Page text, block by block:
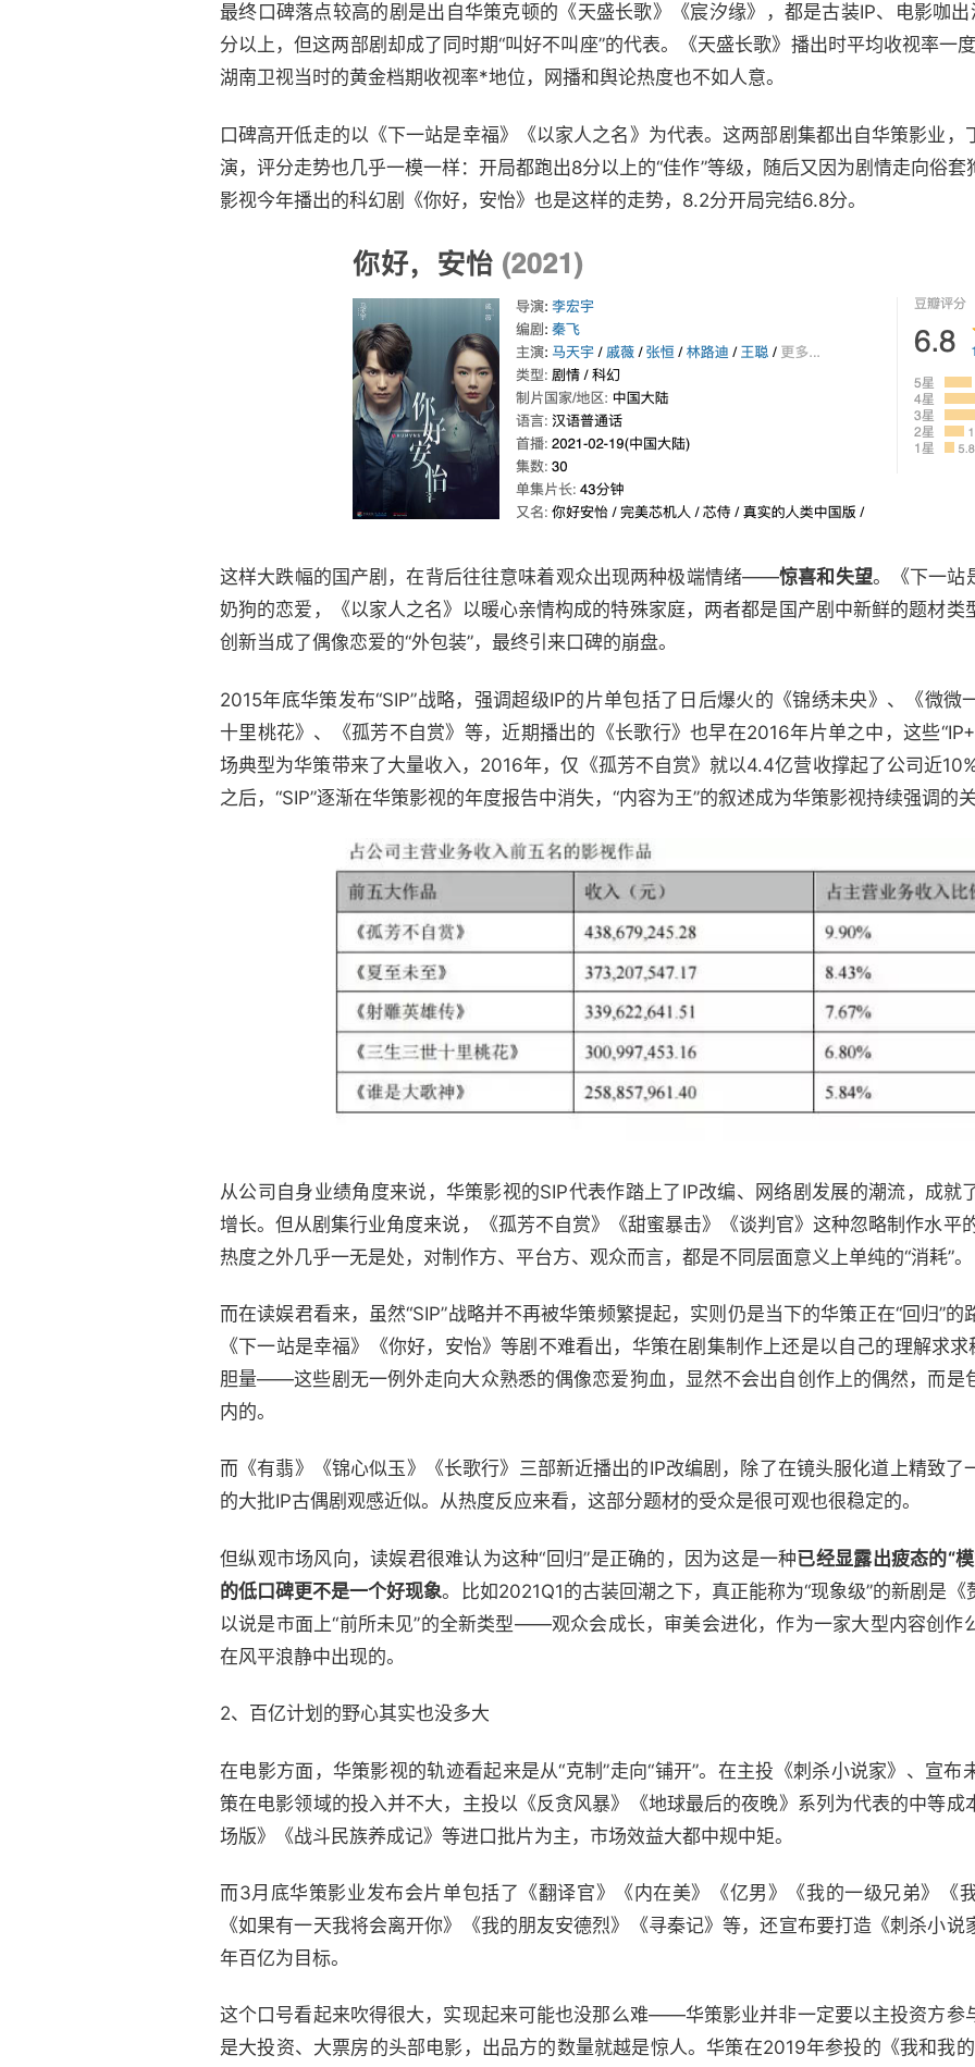
最终口碑落点较高的剧是出自华策克顿的《天盛长歌》《宸汐缘》，都是古装IP、电影咖
分以上，但这两部剧却成了同时期“叫好不叫座”的代表。《天盛长歌》播出时平均收视率一
湖南卫视当时的黄金档期收视率*地位，网播和舆论热度也不如人意。
口碑高开低走的以《下一站是幸福》《以家人之名》为代表。这两部剧集都出自华策影业，
演，评分走势也几乎一模一样：开局都跑出8分以上的“佳作”等级，随后又因为剧情走向俗
影视今年播出的科幻剧《你好，安怡》也是这样的走势，8.2分开局完结6.8分。
这样大跌幅的国产剧，在背后往往意味着观众出现两种极端情绪——惊喜和失望。《下一站
奶狗的恋爱，《以家人之名》以暖心亲情构成的特殊家庭，两者都是国产剧中新鲜的题材类
创新当成了偶像恋爱的“外包装”，最终引来口碑的崩盘。
2015年底华策发布“SIP”战略，强调超级IP的片单包括了日后爆火的《锦绣未央》、《微微
十里桃花》、《孤芳不自赏》等，近期播出的《长歌行》也早在2016年片单之中，这些
场典型为华策带来了大量收入，2016年，仅《孤芳不自赏》就以4.4亿营收撑起了公司近
之后，“SIP”逐渐在华策影视的年度报告中消失，“内容为王”的叙述成为华策影视持续强调的
从公司自身业绩角度来说，华策影视的SIP代表作踏上了IP改编、网络剧发展的潮流，成就
增长。但从剧集行业角度来说，《孤芳不自赏》《甜蜜暴击》《谈判官》这种忽略制作水平
热度之外几乎一无是处，对制作方、平台方、观众而言，都是不同层面意义上单纯的“消耗”。
而在读娱君看来，虽然“SIP”战略并不再被华策频繁提起，实则仍是当下的华策正在“回归”
《下一站是幸福》《你好，安怡》等剧不难看出，华策在剧集制作上还是以自己的理解求求
胆量——这些剧无一例外走向大众熟悉的偶像恋爱狗血，显然不会出自创作上的偶然，而是
内的。
而《有翡》《锦心似玉》《长歌行》三部新近播出的IP改编剧，除了在镜头服化道上精致了
的大批IP古偶剧观感近似。从热度反应来看，这部分题材的受众是很可观也很稳定的。
但纵观市场风向，读娱君很难认为这种“回归”是正确的，因为这是一种已经显露出疲态的“
的低口碑更不是一个好现象。比如2021Q1的古装回潮之下，真正能称为“现象级”的新剧是
以说是市面上“前所未见”的全新类型——观众会成长，审美会进化，作为一家大型内容创作
在风平浪静中出现的。
2、 百亿计划的野心其实也没多大
在电影方面，华策影视的轨迹看起来是从“克制”走向“铺开”。在主投《刺杀小说家》、宣布
策在电影领域的投入并不大，主投以《反贪风暴》《地球最后的夜晚》系列为代表的中等成
场版》《战斗民族养成记》等进口批片为主，市场效益大都中规中矩。
而3月底华策影业发布会片单包括了《翻译官》《内在美》《亿男》《我的一级兄弟》《
《如果有一天我将会离开你》《我的朋友安德烈》《寻秦记》等，还宣布要打造《刺杀小
年百亿为目标。
这个口号看起来吹得很大，实现起来可能也没那么难——华策影业并非一定要以主投资方参
是大投资、大票房的头部电影，出品方的数量就越是惊人。华策在2019年参投的《我和我